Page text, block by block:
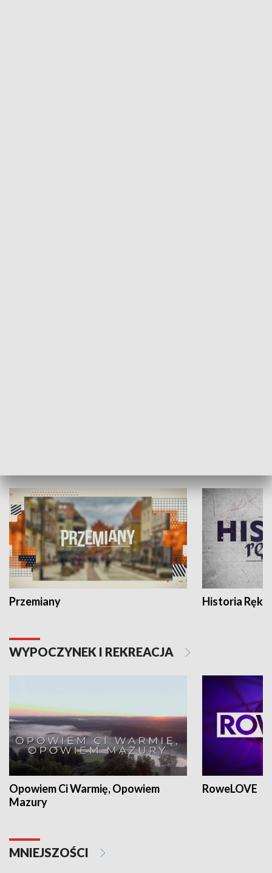
Przemiany Historia Ręką
WYPOCZYNEK I REKREACJA
Opowiem Ci Warmię, Opowiem
Mazury
RoweLOVE
MNIEJSZOŚCI